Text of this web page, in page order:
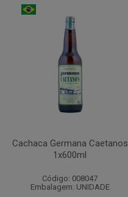
Cachaca Germana Caetanos
1x600ml
Código: 008047
Embalagem: UNIDADE